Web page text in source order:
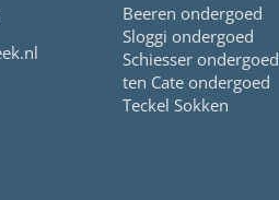
Beeren ondergoed
Sloggi ondergoed
Schiesser ondergoed
ten Cate ondergoed
Teckel Sokken